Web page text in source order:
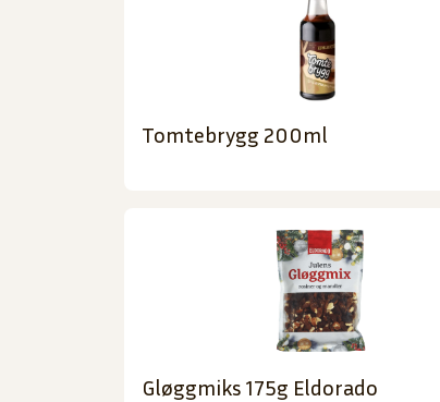
Tomtebrygg 200ml
Gløggmiks 175g Eldorado